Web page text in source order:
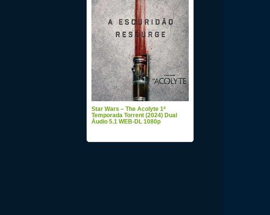
Star Wars – The Acolyte 1ª
Temporada Torrent (2024) Dual
Áudio 5.1 WEB-DL 1080p